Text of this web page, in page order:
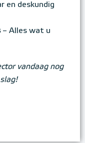
en deskundig
– Alles wat u
vandaag nog